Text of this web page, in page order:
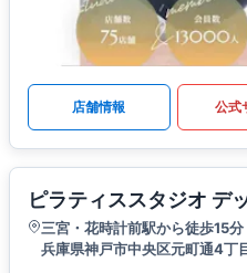
店舗情報 公式
ピラティススタジオ デ
三宮・花時計前駅から徒歩15分
兵庫県神戸市中央区元町通4丁